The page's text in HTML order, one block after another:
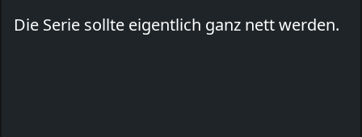
Die Serie sollte eigentlich ganz nett werden.